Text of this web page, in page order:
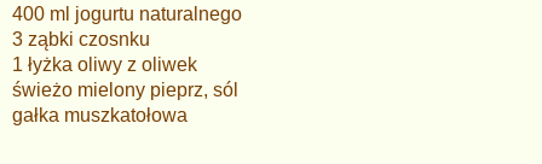
400 ml jogurtu naturalnego
3 ząbki czosnku
1 łyżka oliwy z oliwek
świeżo mielony pieprz, sól
gałka muszkatołowa